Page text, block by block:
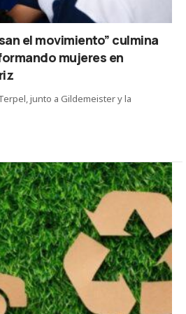
el movimiento” culmina
mujeres en
junto a Gildemeister y la